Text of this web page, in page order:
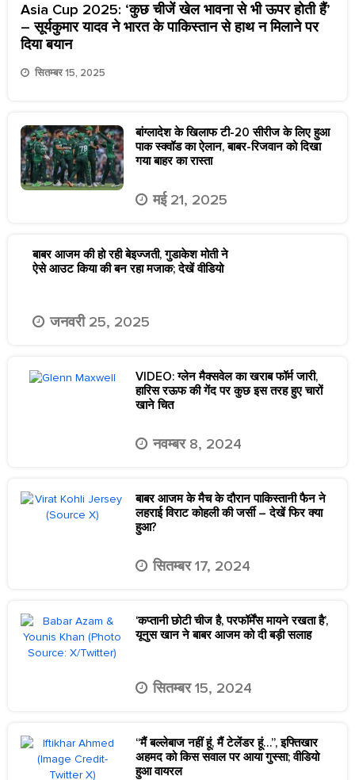
Asia Cup 2025: ‘कुछ चीजें खेल भावना से भी ऊपर होती हैं’
– सूर्यकुमार यादव ने भारत के पाकिस्तान से हाथ न मिलाने पर
दिया बयान
सितम्बर 15, 2025
बांग्लादेश के खिलाफ टी-20 सीरीज के लिए हुआ
पाक स्क्वॉड का ऐलान, बाबर-रिजवान को दिखा
गया बाहर का रास्ता
मई 21, 2025
बाबर आजम की हो रही बेइज्जती, गुडाकेश मोती ने
ऐसे आउट किया की बन रहा मजाक; देखें वीडियो
जनवरी 25, 2025
VIDEO: ग्लेन मैक्सवेल का खराब फॉर्म जारी,
हारिस रऊफ की गेंद पर कुछ इस तरह हुए चारों
खाने चित
नवम्बर 8, 2024
बाबर आजम के मैच के दौरान पाकिस्तानी फैन ने
लहराई विराट कोहली की जर्सी – देखें फिर क्या
हुआ?
सितम्बर 17, 2024
‘कप्तानी छोटी चीज है, परफॉर्मेंस मायने रखता है’,
यूनुस खान ने बाबर आजम को दी बड़ी सलाह
सितम्बर 15, 2024
“मैं बल्लेबाज नहीं हूं, मैं टेलेंडर हूं…”, इफ्तिखार
अहमद को किस सवाल पर आया गुस्सा; वीडियो
हुआ वायरल